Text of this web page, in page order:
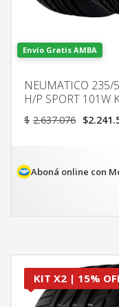
Envío Gratis AMBA
NEUMATICO 235/
H/P SPORT 101W
$ 2.637.076 El
$
Aboná online con
KIT X2 | 15%